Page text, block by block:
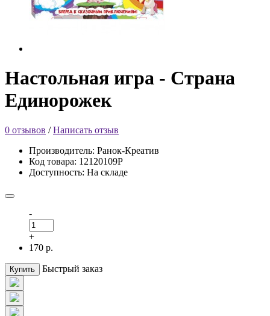
Настольная игра - Страна
Единорожек
0 отзывов /Написать отзыв
Производитель: Ранок-Креатив
Код товара: 12120109Р
Доступность: На складе
-
+
170 р.
Купить Быстрый заказ